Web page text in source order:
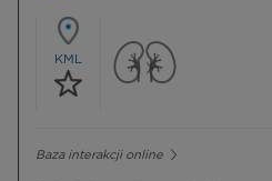
KML
Baza interakcji online